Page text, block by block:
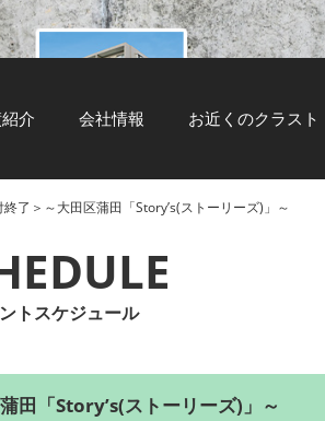
介 会社情報 お近くのクラスト
了＞～大田区蒲田「Story’s(ストーリーズ)」～
トスケジュール
田「Story’s(ストーリーズ)」～